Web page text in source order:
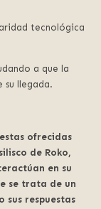
tecnológica
a que la
su llegada.
ofrecidas
de Roko,
en su
se trata de un
sus respuestas